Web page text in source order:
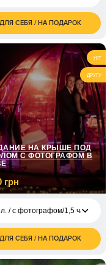
1 500
грн
/ 1,5 часа
3 000
грн
ДЛЯ СЕБЯ / НА ПОДАРОК
HIT
ДРУГУ
НА КРЫШЕ ПОД
С ФОТОГРАФОМ В
грн
/ с фотографом/1,5 часа
/ с
1,5 часа
грн
ДЛЯ СЕБЯ / НА ПОДАРОК